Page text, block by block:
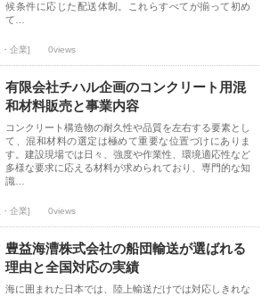
候条件に応じた配送体制。これらすべてが揃って初め
て…
企業] 0views
有限会社チハル企画のコンクリート用混
和材料販売と事業内容
コンクリート構造物の耐久性や品質を左右する要素とし
て、混和材料の選定は極めて重要な位置づけにありま
す。建設現場では日々、強度や作業性、環境適応性など
多様な要求に応える材料が求められており、専門的な知
識…
企業] 0views
豊益海漕株式会社の船団輸送が選ばれる
理由と全国対応の実績
海に囲まれた日本では、陸上輸送だけでは対応しきれな